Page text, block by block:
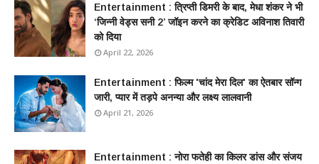
Entertainment : त्रिप्ती डिमरी के बाद, मेधा शंकर ने भी
‘जिन्नी वेड्स सनी 2’ जॉइन करने का क्रेडिट अविनाश तिवारी
को दिया
April 22, 2026
Entertainment : फिल्म 'चांद मेरा दिल' का ऐतबार सॉन्ग
जारी, प्यार में तड़पे अनन्या और लक्ष्य लालवानी
April 21, 2026
Entertainment : नोरा फतेही का किलर डांस और संजय